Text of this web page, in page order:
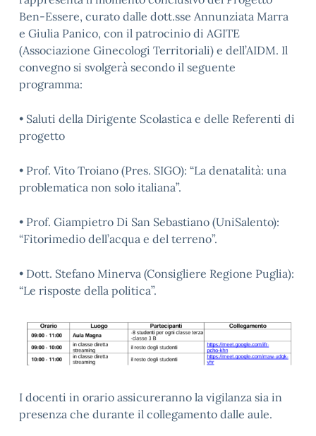
Ben-Essere, curato dalle dott.sse Annunziata Marra
e Giulia Panico, con il patrocinio di AGITE
(Associazione Ginecologi Territoriali) e dell’AIDM. Il
convegno si svolgerà secondo il seguente
programma:
• Saluti della Dirigente Scolastica e delle Referenti di
progetto
• Prof. Vito Troiano (Pres. SIGO): “La denatalità: una
problematica non solo italiana”.
• Prof. Giampietro Di San Sebastiano (UniSalento):
“Fitorimedio dell’acqua e del terreno”.
• Dott. Stefano Minerva (Consigliere Regione Puglia):
“Le risposte della politica”.
I docenti in orario assicureranno la vigilanza sia in
presenza che durante il collegamento dalle aule.